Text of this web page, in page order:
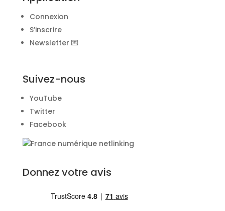
Connexion
S’inscrire
Newsletter 💌
Suivez-nous
YouTube
Twitter
Facebook
Donnez votre avis